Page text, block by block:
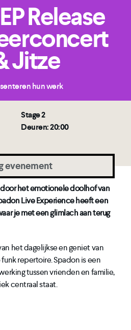
Release
Jitze
hun werk
Stage 2
Deuren: 20:00
evenement
het emotionele doolhof van
Live Experience heeft een
je met een glimlach aan terug
het dagelijkse en geniet van
repertoire. Spadon is een
tussen vrienden en familie,
centraal staat.